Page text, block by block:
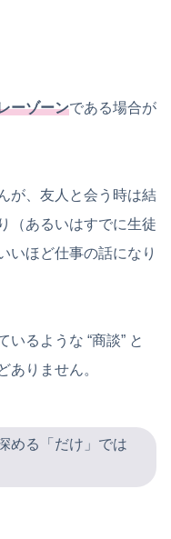
ーゾーンである場合が
が、友人と会う時は結
（あるいはすでに生徒
いほど仕事の話になり
るような “商談” と
ありません。
める「だけ」では